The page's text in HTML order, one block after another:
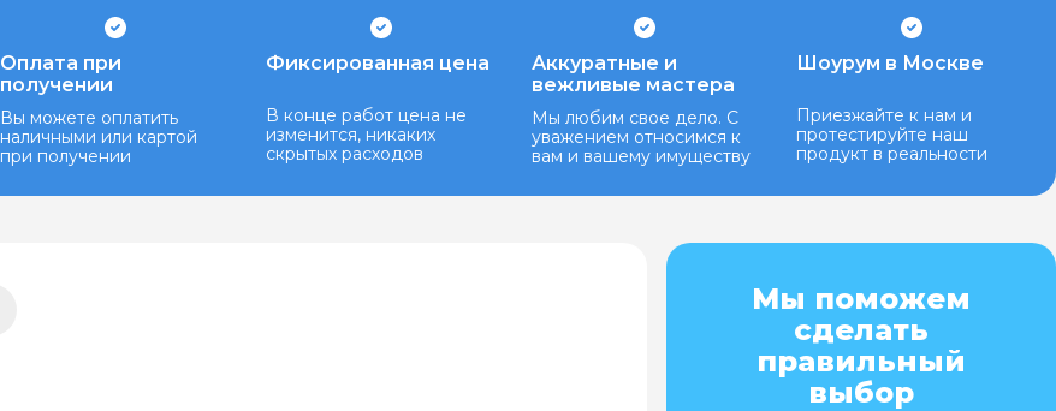
Оплата при
получении
Вы можете оплатить
наличными или картой
при получении
Фиксированная цена
В конце работ цена не
изменится, никаких
скрытых расходов
Аккуратные и
вежливые мастера
Мы любим свое дело. С
уважением относимся к
вам и вашему имуществу
Шоурум в Москве
Приезжайте к нам и
протестируйте наш
продукт в реальности
Мы поможем
сделать
правильный
выбор